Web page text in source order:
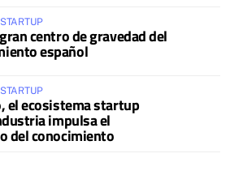
centro de gravedad del
español
el ecosistema startup
impulsa el
del conocimiento